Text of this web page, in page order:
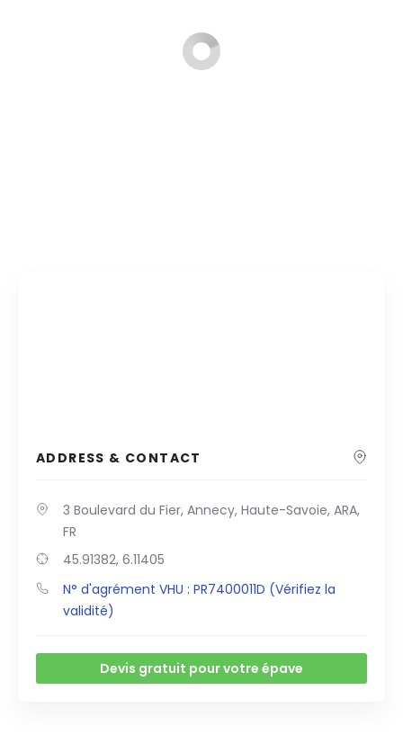
ADDRESS & CONTACT
3 Boulevard du Fier, Annecy, Haute-Savoie, ARA,
FR
45.91382, 6.11405
N° d'agrément VHU : PR7400011D (Vérifiez la
validité)
Devis gratuit pour votre épave